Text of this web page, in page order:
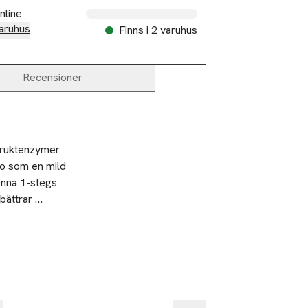
Finns i 2 varuhus
Recensioner
som en mild
1-stegs
Denna